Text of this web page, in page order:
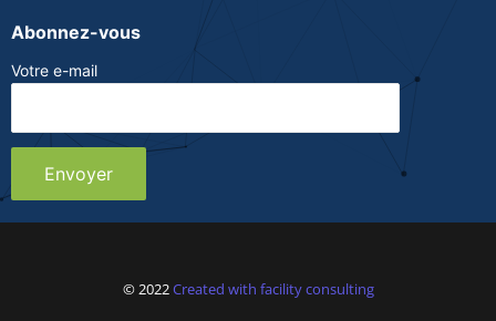
Abonnez-vous
Votre e-mail
© 2022Created with facility consulting